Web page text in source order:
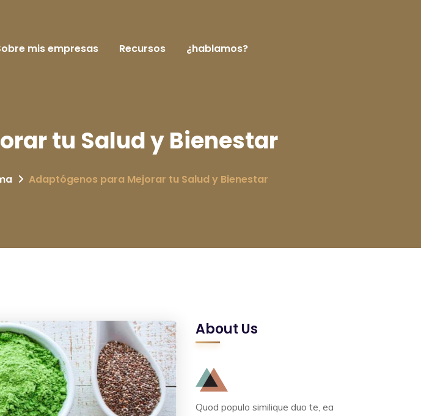
mis empresas Recursos ¿hablamos?
tu Salud y Bienestar
Adaptógenos para Mejorar tu Salud y Bienestar
About Us
Quod populo similique duo te, ea